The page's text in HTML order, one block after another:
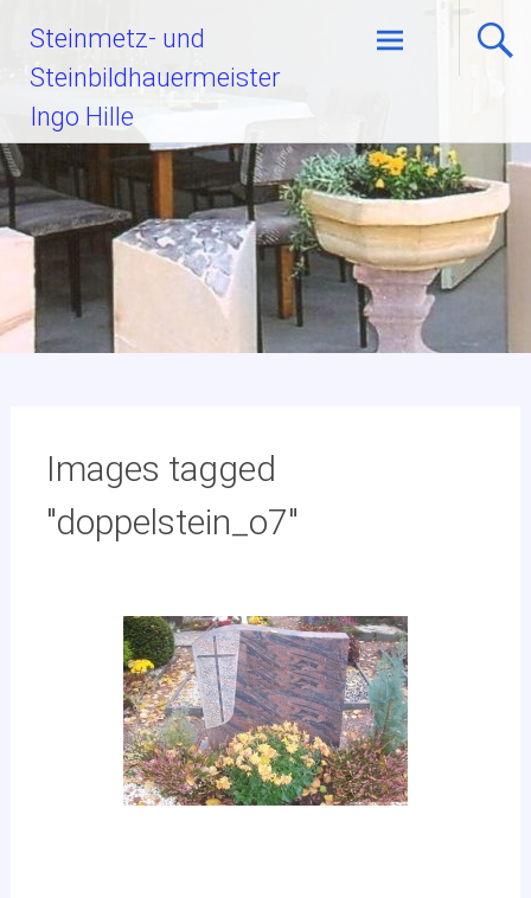
Steinmetz- und
Steinbildhauermeister
Ingo Hille
Zum
Inhalt
Images tagged
"doppelstein_o7"